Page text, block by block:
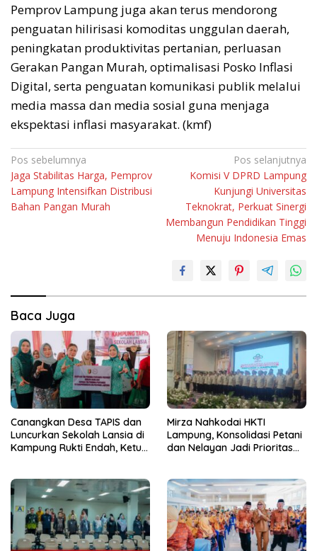
Pemprov Lampung juga akan terus mendorong
penguatan hilirisasi komoditas unggulan daerah,
peningkatan produktivitas pertanian, perluasan
Gerakan Pangan Murah, optimalisasi Posko Inflasi
Digital, serta penguatan komunikasi publik melalui
media massa dan media sosial guna menjaga
ekspektasi inflasi masyarakat. (kmf)
Navigasi
pos
Pos sebelumnya
Jaga Stabilitas Harga, Pemprov
Lampung Intensifkan Distribusi
Bahan Pangan Murah
Pos selanjutnya
Komisi V DPRD Lampung
Kunjungi Universitas
Teknokrat, Perkuat Sinergi
Membangun Pendidikan Tinggi
Menuju Indonesia Emas
Baca Juga
Canangkan Desa TAPIS dan
Luncurkan Sekolah Lansia di
Kampung Rukti Endah, Ketua
dari Desa
Mirza Nahkodai HKTI
Lampung, Konsolidasi Petani
dan Nelayan Jadi Prioritas